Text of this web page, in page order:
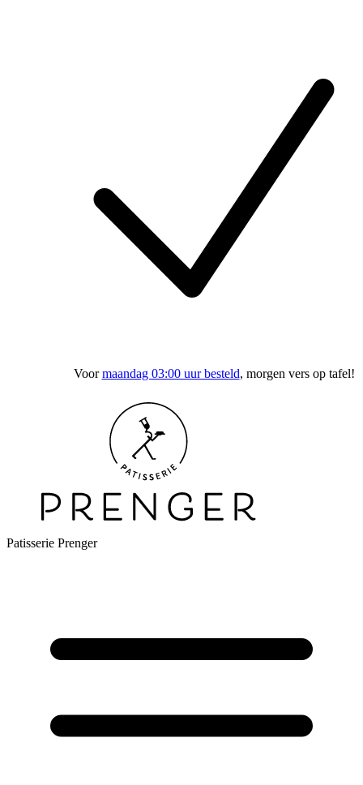
Voormaandag 03:00 uur besteld, morgen vers op tafel!
Patisserie Prenger